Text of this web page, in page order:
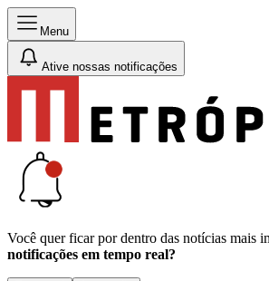
Menu
Ative nossas notificações
Você quer ficar por dentro das notícias mais
notificações em tempo real?